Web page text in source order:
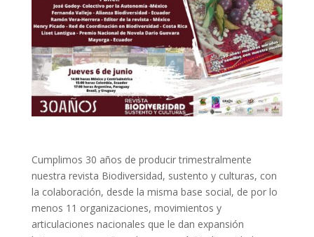
Cumplimos 30 años de producir trimestralmente
nuestra revista Biodiversidad, sustento y culturas, con
la colaboración, desde la misma base social, de por lo
menos 11 organizaciones, movimientos y
articulaciones nacionales que le dan expansión